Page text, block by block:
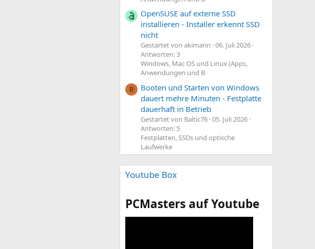
OpenSUSE auf externe SSD
installieren - Installer erkennt SSD
nicht
Gestartet von akimann 06. Juli 2026
Antworten: 3
Windows, Mac OS und Linux (Apps,
Anwendungen und B
B
Booten und Starten von Windows
dauert mehre Minuten - Festplatte
dauerhaft in Betrieb
Gestartet von Baltic76 05. Juli 2026
Antworten: 5
Festplatten, SSDs und optische
Laufwerke
Youtube Box
PCMasters auf Youtube